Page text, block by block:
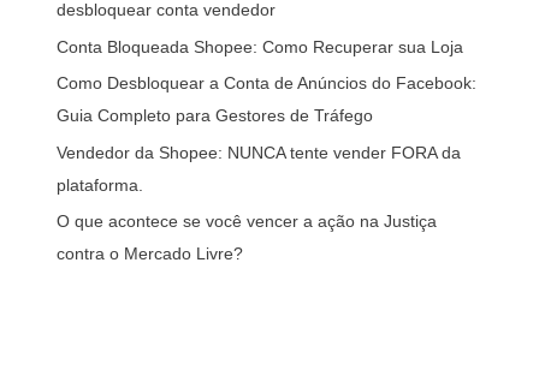
desbloquear conta vendedor
Conta Bloqueada Shopee: Como Recuperar sua Loja
Como Desbloquear a Conta de Anúncios do Facebook:
Guia Completo para Gestores de Tráfego
Vendedor da Shopee: NUNCA tente vender FORA da
plataforma.
O que acontece se você vencer a ação na Justiça
contra o Mercado Livre?